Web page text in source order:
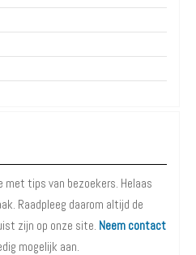
met tips van bezoekers. Helaas
Raadpleeg daarom altijd de
zijn op onze site. Neem contact
mogelijk aan.